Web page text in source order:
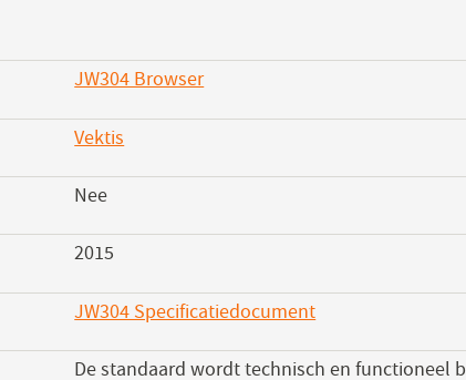
JW304 Browser(opent
in
Vektis
in
Nee
2015
JW304 Specificatiedocument
in
De standaard wordt technisch en functioneel